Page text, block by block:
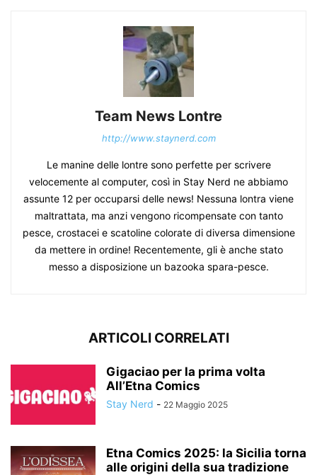
Team News Lontre
http://www.staynerd.com
Le manine delle lontre sono perfette per scrivere
velocemente al computer, così in Stay Nerd ne abbiamo
assunte 12 per occuparsi delle news! Nessuna lontra viene
maltrattata, ma anzi vengono ricompensate con tanto
pesce, crostacei e scatoline colorate di diversa dimensione
da mettere in ordine! Recentemente, gli è anche stato
messo a disposizione un bazooka spara-pesce.
ARTICOLI CORRELATI
Gigaciao per la prima volta
All’Etna Comics
Stay Nerd - 22 Maggio 2025
Etna Comics 2025: la Sicilia torna
alle origini della sua tradizione